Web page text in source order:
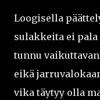
Loogisella
sulakkeita ei
tunnu
eikä
vika täytyy olla